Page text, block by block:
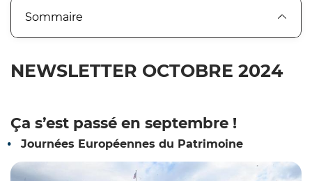
Sommaire
NEWSLETTER OCTOBRE 2024
Ça s’est passé en septembre !
Journées Européennes du Patrimoine